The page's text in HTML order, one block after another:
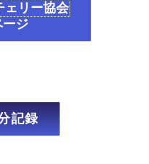
ェリー協会
ージ
記録